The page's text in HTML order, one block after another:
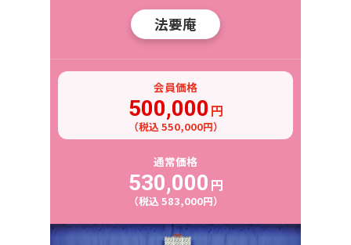
法要庵
会員価格
500,000 円
（税込 550,000円）
通常価格
530,000 円
（税込 583,000円）